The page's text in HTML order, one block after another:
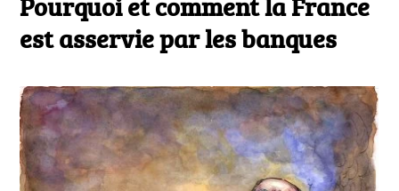
et
est
par
les
est asservie par les banques